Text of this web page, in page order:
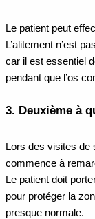
Le patient peut
L’alitement n’est
car il est essentiel
pendant que l’os
3. Deuxième à
Lors des visites de
commence à
Le patient doit
pour protéger la
presque normale.